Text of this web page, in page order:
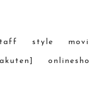
style